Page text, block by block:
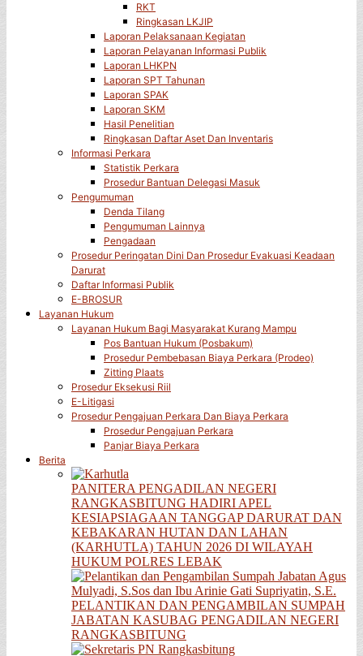
RKT
Ringkasan LKJIP
Laporan Pelaksanaan Kegiatan
Laporan Pelayanan Informasi Publik
Laporan LHKPN
Laporan SPT Tahunan
Laporan SPAK
Laporan SKM
Hasil Penelitian
Ringkasan Daftar Aset Dan Inventaris
Informasi Perkara
Statistik Perkara
Prosedur Bantuan Delegasi Masuk
Pengumuman
Denda Tilang
Pengumuman Lainnya
Pengadaan
Prosedur Peringatan Dini Dan Prosedur Evakuasi Keadaan
Darurat
Daftar Informasi Publik
E-BROSUR
Layanan Hukum
Layanan Hukum Bagi Masyarakat Kurang Mampu
Pos Bantuan Hukum (Posbakum)
Prosedur Pembebasan Biaya Perkara (Prodeo)
Zitting Plaats
Prosedur Eksekusi Riil
E-Litigasi
Prosedur Pengajuan Perkara Dan Biaya Perkara
Prosedur Pengajuan Perkara
Panjar Biaya Perkara
Berita
PANITERA PENGADILAN NEGERI
RANGKASBITUNG HADIRI APEL
KESIAPSIAGAAN TANGGAP DARURAT DAN
KEBAKARAN HUTAN DAN LAHAN
(KARHUTLA) TAHUN 2026 DI WILAYAH
HUKUM POLRES LEBAK
PELANTIKAN DAN PENGAMBILAN SUMPAH
JABATAN KASUBAG PENGADILAN NEGERI
RANGKASBITUNG